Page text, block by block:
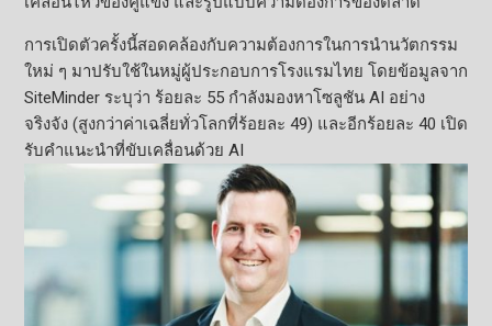
การเปิดตัวครั้งนี้สอดคล้องกับความต้องการในการนำนวัตกรรม
ใหม่ ๆ มาปรับใช้ในหมู่ผู้ประกอบการโรงแรมไทย โดยข้อมูลจาก
SiteMinder ระบุว่า ร้อยละ 55 กำลังมองหาโซลูชัน AI อย่าง
จริงจัง (สูงกว่าค่าเฉลี่ยทั่วโลกที่ร้อยละ 49) และอีกร้อยละ 40 เปิด
รับคำแนะนำที่ขับเคลื่อนด้วย AI